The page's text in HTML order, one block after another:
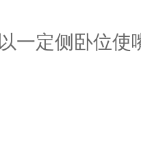
定侧卧位使